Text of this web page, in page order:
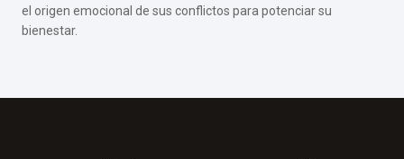
el origen emocional de sus conflictos para potenciar su
bienestar.